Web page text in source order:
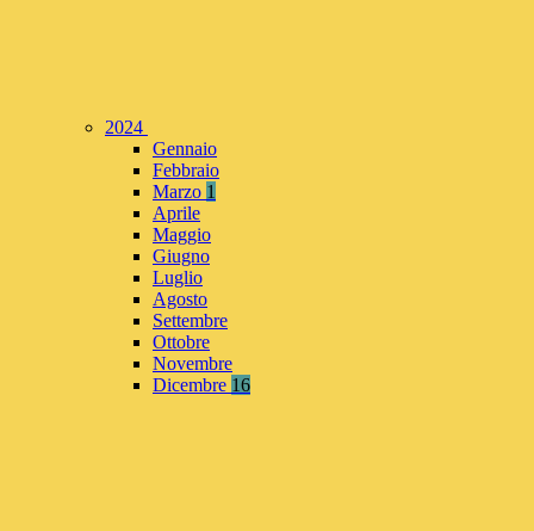
2024
Gennaio
Febbraio
Marzo 1
Aprile
Maggio
Giugno
Luglio
Agosto
Settembre
Ottobre
Novembre
Dicembre 16